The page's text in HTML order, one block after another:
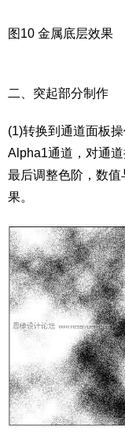
图10 金属底层效果
二、突起部分制作
(1)转换到通道面板
Alpha1通道，对通道
最后调整色阶，数值
果。